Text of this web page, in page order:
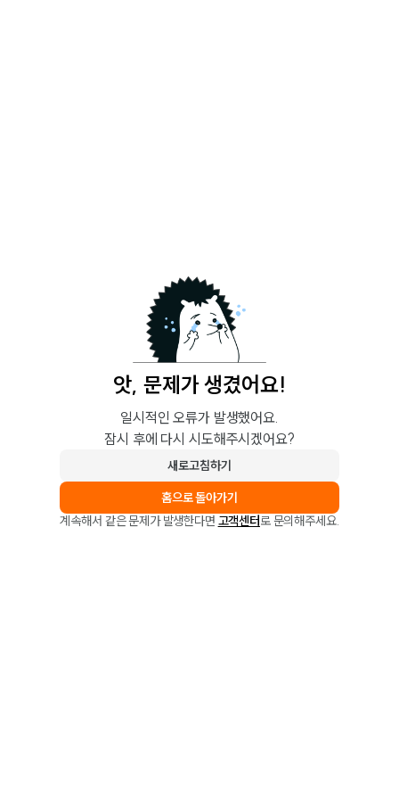
앗, 문제가 생겼어요!
일시적인 오류가 발생했어요.
잠시 후에 다시 시도해주시겠어요?
새로고침하기
홈으로 돌아가기
계속해서 같은 문제가 발생한다면 고객센터로 문의해주세요.